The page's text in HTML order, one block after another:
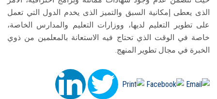
الذى يعطى إمكانية السبق والتميز الذى يخدم الدول التي تعمل
على تطوير التعليم لديها، ووزارات التعليم والمدارس الخاصة،
خاصة في الوقت الذي تحتاج فيه الاستعانة بالمعلمين من ذوي
الخبرة في مجال تطوير المنهج.